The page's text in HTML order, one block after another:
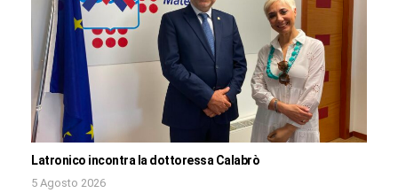
Latronico incontra la dottoressa Calabrò
5 Agosto 2026